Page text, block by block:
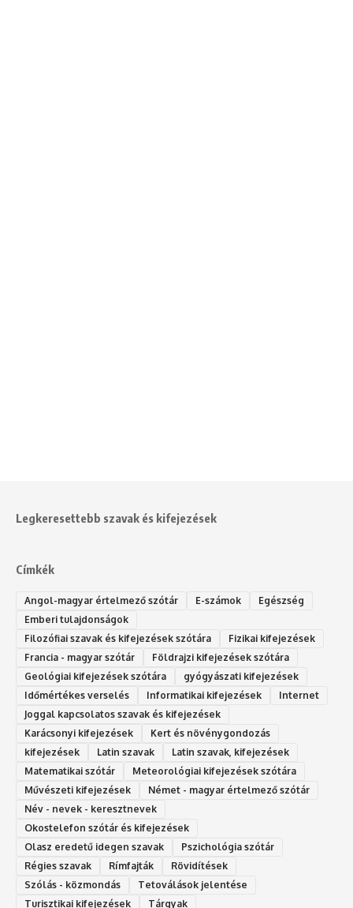
Legkeresettebb szavak és kifejezések
Címkék
Angol-magyar értelmező szótár E-számok
Egészség
Emberi tulajdonságok
Filozófiai szavak és kifejezések szótára
Fizikai kifejezések
Francia - magyar szótár
Földrajzi kifejezések szótára
Geológiai kifejezések szótára
gyógyászati kifejezések
Időmértékes verselés
Informatikai kifejezések
Internet
Joggal kapcsolatos szavak és kifejezések
Karácsonyi kifejezések
Kert és növénygondozás
kifejezések
Latin szavak
Latin szavak, kifejezések
Matematikai szótár
Meteorológiai kifejezések szótára
Művészeti kifejezések
Német - magyar értelmező szótár
Név - nevek - keresztnevek
Okostelefon szótár és kifejezések
Olasz eredetű idegen szavak
Ps‮gólohciz‬ia s‮átóz‬r
Régies szavak
Rímfajták
Rövidítések
Szólás - közmondás
Tetoválások jelentése
Turisztikai kifejezések
Tárgyak